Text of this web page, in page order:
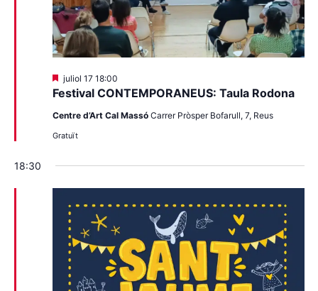
Festival CONTEMPORANEUS: Taula Rodona
Destacats
juliol 17 18:00
Centre d’Art Cal Massó Carrer Pròsper Bofarull, 7, Reus
Gratuït
18:30